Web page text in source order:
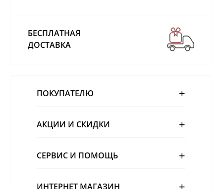
БЕСПЛАТНАЯ
ДОСТАВКА
ПОКУПАТЕЛЮ
АКЦИИ И СКИДКИ
СЕРВИС И ПОМОЩЬ
ИНТЕРНЕТ МАГАЗИН